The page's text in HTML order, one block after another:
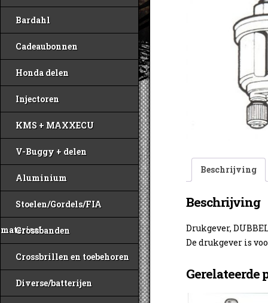
Bardahl
Cadeaubonnen
Honda delen
Injectoren
KMS + MAXXECU
V-Buggy + delen
Aluminium
Stoelen/Gordels/FIA
materiaal
Crossbanden
Crossbrillen en toebehoren
Diverse/batterijen
Beschrijving
Beschrijving
Drukgever,
De drukgever is
Gerelateerde